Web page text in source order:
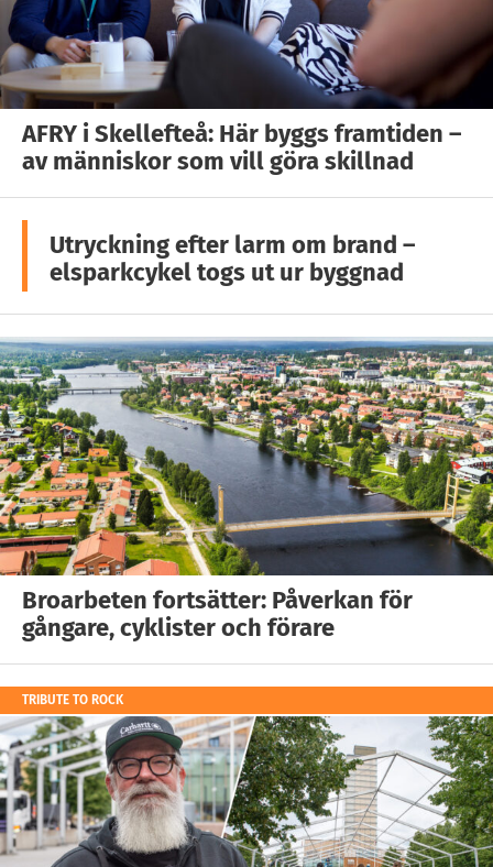
AFRY i Skellefteå: Här byggs framtiden –
av människor som vill göra skillnad
Utryckning efter larm om brand –
elsparkcykel togs ut ur byggnad
Broarbeten fortsätter: Påverkan för
gångare, cyklister och förare
TRIBUTE TO ROCK